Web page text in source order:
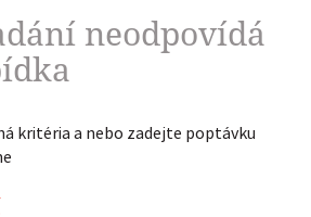
neodpovídá
kritéria a nebo zadejte poptávku